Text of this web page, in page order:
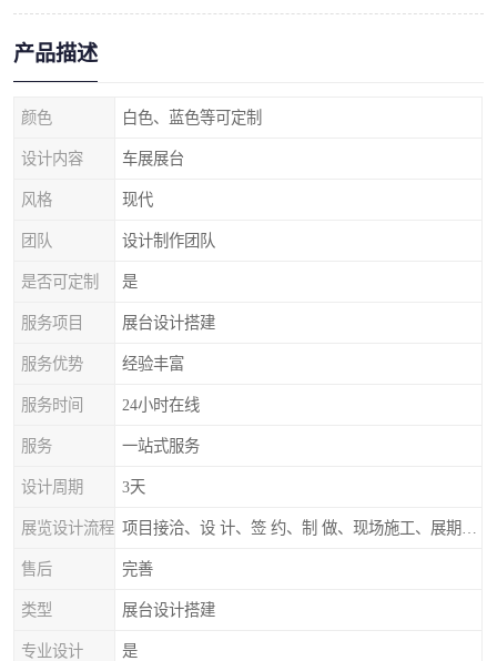
产品描述
颜色 白色、蓝色等可定制
设计内容 车展展台
风格 现代
团队 设计制作团队
是否可定制 是
服务项目 展台设计搭建
服务优势 经验丰富
服务时间 24小时在线
服务 一站式服务
设计周期 3天
展览设计流程
售后 完善
类型 展台设计搭建
专业设计 是